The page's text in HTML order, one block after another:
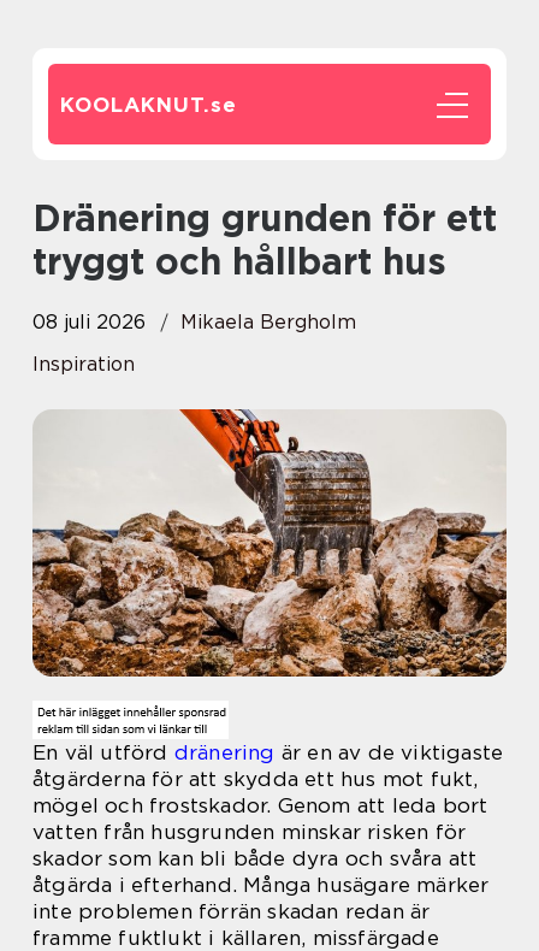
KOOLAKNUT.se
Dränering grunden för ett
tryggt och hållbart hus
08 juli 2026
Mikaela Bergholm
Inspiration
En väl utförd dränering är en av de viktigaste
åtgärderna för att skydda ett hus mot fukt,
mögel och frostskador. Genom att leda bort
vatten från husgrunden minskar risken för
skador som kan bli både dyra och svåra att
åtgärda i efterhand. Många husägare märker
inte problemen förrän skadan redan är
framme fuktlukt i källaren, missfärgade